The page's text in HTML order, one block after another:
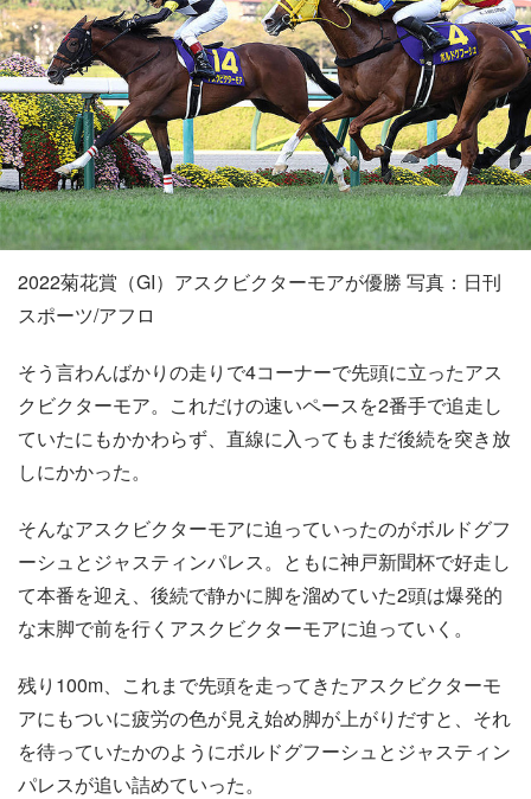
2022菊花賞（GI）アスクビクターモアが優勝 写真：日刊
スポーツ/アフロ
そう言わんばかりの走りで4コーナーで先頭に立ったアス
クビクターモア。これだけの速いペースを2番手で追走し
ていたにもかかわらず、直線に入ってもまだ後続を突き放
しにかかった。
そんなアスクビクターモアに迫っていったのがボルドグフ
ーシュとジャスティンパレス。ともに神戸新聞杯で好走し
て本番を迎え、後続で静かに脚を溜めていた2頭は爆発的
な末脚で前を行くアスクビクターモアに迫っていく。
残り100m、これまで先頭を走ってきたアスクビクターモ
アにもついに疲労の色が見え始め脚が上がりだすと、それ
を待っていたかのようにボルドグフーシュとジャスティン
パレスが追い詰めていった。